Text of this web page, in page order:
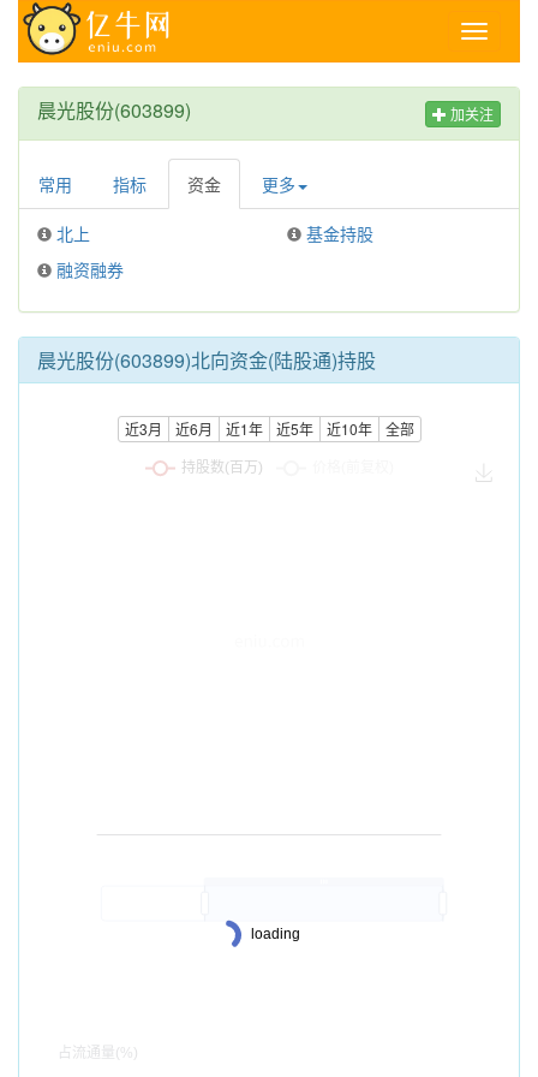
Toggle
晨光股份(603899) 加关注
常用 指标 资金 更多
北上
基金持股
融资融券
晨光股份(603899)北向资金(陆股通)持股
近3月 近6月 近1年 近5年 近10年 全部